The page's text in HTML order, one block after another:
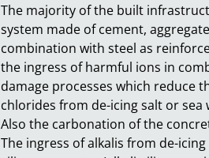
The majority of the built
system made of cement,
combination with steel as
the ingress of harmful ions in
damage processes which reduce
chlorides from de-icing salt or
Also the carbonation of the
The ingress of alkalis from de-